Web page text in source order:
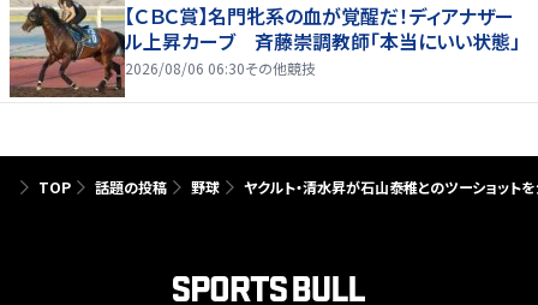
【ＣＢＣ賞】名門牝系の血が覚醒だ！ディアナザー
ル上昇カーブ 斉藤崇調教師「本当にいい状態」
2026/08/06 06:30その他競技
TOP 話題の投稿 野球 ヤクルト・清水昇が石山泰稚とのツーショット